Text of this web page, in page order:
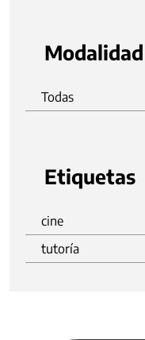
Modalidad
Todas
Etiquetas
cine
tutoría